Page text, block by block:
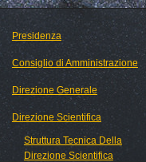
Presidenza
Consiglio di Amministrazione
Direzione Generale
Direzione Scientifica
Struttura Tecnica Della
Direzione Scientifica